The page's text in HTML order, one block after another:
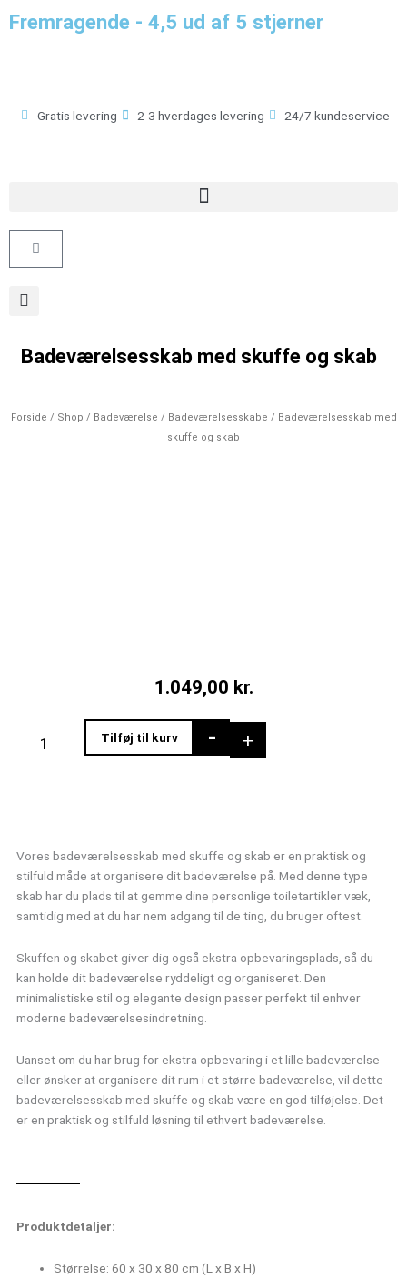
Fremragende - 4,5 ud af 5 stjerner
Gratis levering 2-3 hverdages levering 24/7 kundeservice
Kurv
Badeværelsesskab med skuffe og skab
Forside / Shop / Badeværelse / Badeværelsesskabe / Badeværelsesskab med
skuffe og skab
1.049,00 kr.
- +
Tilføj til kurv
Vores badeværelsesskab med skuffe og skab er en praktisk og
stilfuld måde at organisere dit badeværelse på. Med denne type
skab har du plads til at gemme dine personlige toiletartikler væk,
samtidig med at du har nem adgang til de ting, du bruger oftest.
Skuffen og skabet giver dig også ekstra opbevaringsplads, så du
kan holde dit badeværelse ryddeligt og organiseret. Den
minimalistiske stil og elegante design passer perfekt til enhver
moderne badeværelsesindretning.
Uanset om du har brug for ekstra opbevaring i et lille badeværelse
eller ønsker at organisere dit rum i et større badeværelse, vil dette
badeværelsesskab med skuffe og skab være en god tilføjelse. Det
er en praktisk og stilfuld løsning til ethvert badeværelse.
Produktdetaljer:
Størrelse: 60 x 30 x 80 cm (L x B x H)